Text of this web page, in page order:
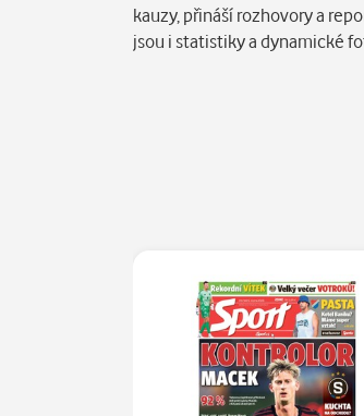
kauzy, přináší rozhovory a
jsou i statistiky a dynamické